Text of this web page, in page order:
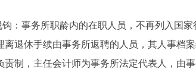
事务所职龄内的在职人员，不再列入国家
离退休手续由事务所返聘的人员，其人事档
责制，主任会计师为事务所法定代表人，由